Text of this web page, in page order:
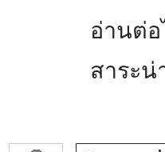
อ่านต่
สาระน่